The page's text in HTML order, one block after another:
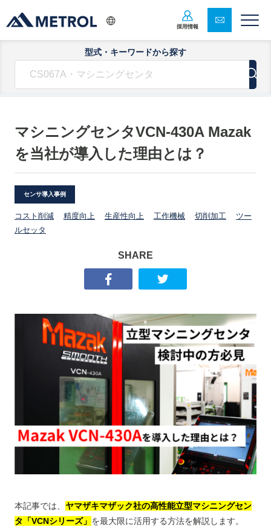
採用情報
型式・キーワードから探す
マシニングセンタVCN-430A Mazak
を当社が導入した理由とは？
センサ導入事例
コスト削減 精度向上 生産性向上 工作機械 切削加工
ツー
ルセッタ
SHARE
本記事では、 ヤマザキマザック社の高性能立型マシニングセン
タ「VCNシリーズ」 を最大限に活用する方法を解説します。